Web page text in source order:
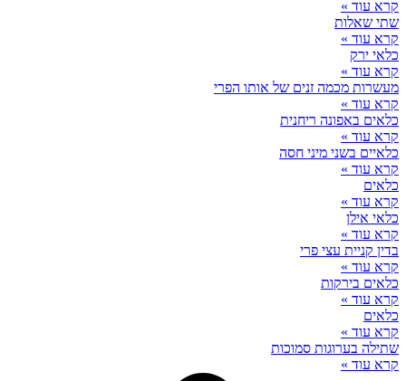
קרא עוד »
שתי שאלות
קרא עוד »
כלאי ירק
קרא עוד »
מעשרות מכמה זנים של אותו הפרי
קרא עוד »
כלאים באפונה ריחנית
קרא עוד »
כלאיים בשני מיני חסה
קרא עוד »
כלאים
קרא עוד »
כלאי אילן
קרא עוד »
בדין קניית עצי פרי
קרא עוד »
כלאים בירקות
קרא עוד »
כלאים
קרא עוד »
שתילה בערוגות סמוכות
קרא עוד »